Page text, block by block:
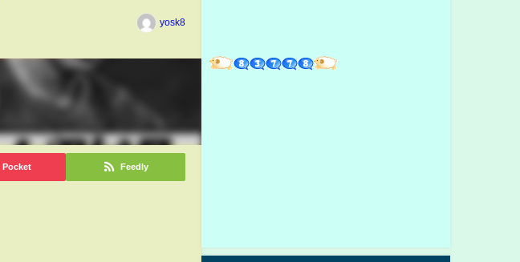
yosk8
Pocket Feedly